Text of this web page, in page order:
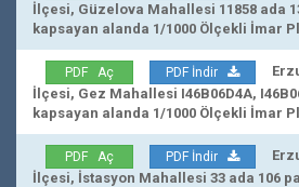
İlçesi, Güzelova Mahallesi 11858 ada
kapsayan alanda 1/1000 Ölçekli İmar
PDF Aç PDF İndir
İlçesi, Gez Mahallesi I46B06D4A,
kapsayan alanda 1/1000 Ölçekli İmar
PDF Aç PDF İndir
İlçesi, İstasyon Mahallesi 33 ada 106